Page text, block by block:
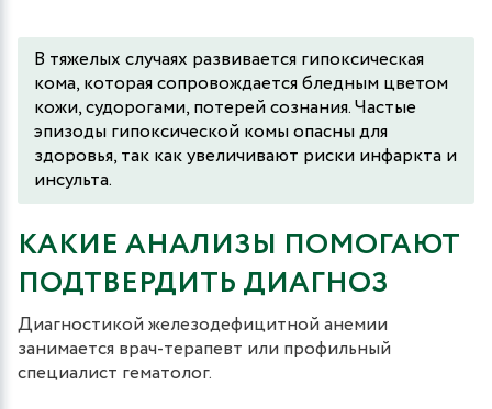
В тяжелых случаях развивается гипоксическая
кома, которая сопровождается бледным цветом
кожи, судорогами, потерей сознания. Частые
эпизоды гипоксической комы опасны для
здоровья, так как увеличивают риски инфаркта и
инсульта.
КАКИЕ АНАЛИЗЫ ПОМОГАЮТ
ПОДТВЕРДИТЬ ДИАГНОЗ
Диагностикой железодефицитной анемии
занимается врач-терапевт или профильный
специалист гематолог.